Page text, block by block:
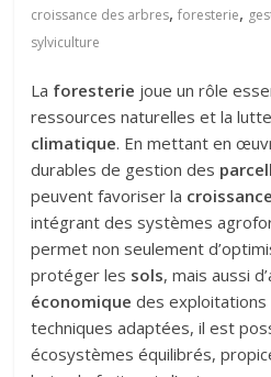
croissance des arbres,foresterie,
sylviculture
La foresterie joue un rôle
ressources naturelles et la
climatique. En mettant en
durables de gestion des
peuvent favoriser la
intégrant des systèmes
permet non seulement
protéger les sols, mais aussi
économique des exploitations
techniques adaptées, il est
écosystèmes équilibrés,